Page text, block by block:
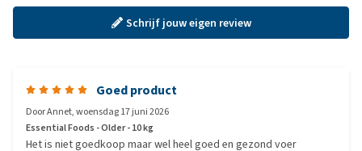
Schrijf jouw eigen review
Goed product
DoorAnnet,woensdag 17 juni 2026
Essential Foods - Older - 10 kg
Het is niet goedkoop maar wel heel goed en gezond voer